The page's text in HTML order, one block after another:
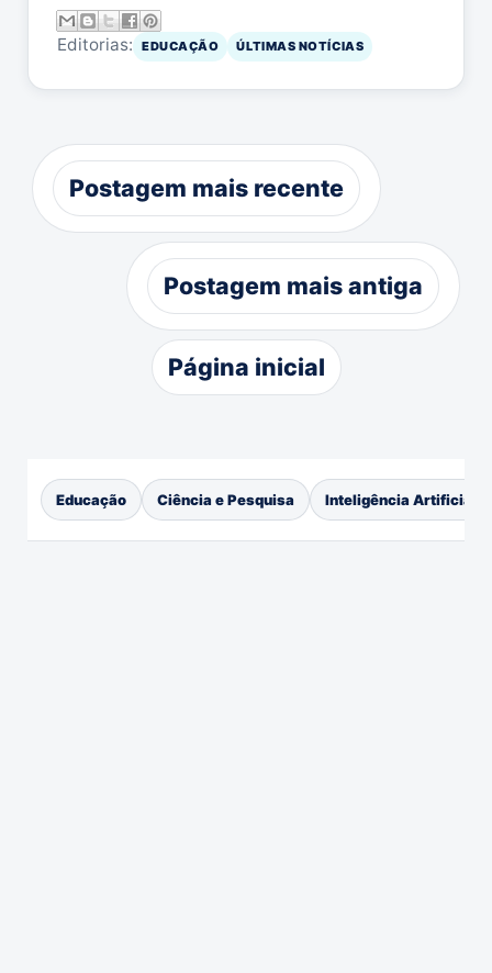
Editorias: EDUCAÇÃO ÚLTIMAS NOTÍCIAS
Postagem mais recente
Postagem mais antiga
Página inicial
Educação Ciência e Pesquisa Inteligência Artificial